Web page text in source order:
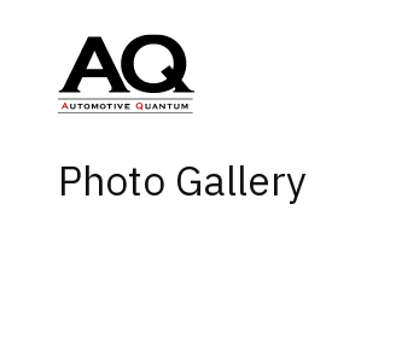
Photo Gallery